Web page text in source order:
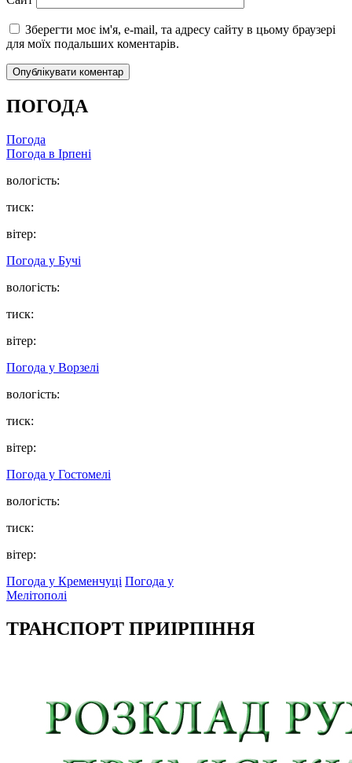
Зберегти моє ім'я, e-mail, та адресу сайту в цьому браузері
для моїх подальших коментарів.
ПОГОДА
Погода
Погода в Ірпені
вологість:
тиск:
вітер:
Погода у Бучі
вологість:
тиск:
вітер:
Погода у Ворзелі
вологість:
тиск:
вітер:
Погода у Гостомелі
вологість:
тиск:
вітер:
Погода у Кременчуці Погода у
Мелітополі
ТРАНСПОРТ ПРИІРПІННЯ